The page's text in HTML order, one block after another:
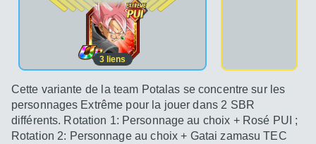
3 liens
Cette variante de la team Potalas se concentre sur les
personnages Extrême pour la jouer dans 2 SBR
différents. Rotation 1: Personnage au choix + Rosé PUI ;
Rotation 2: Personnage au choix + Gatai zamasu TEC